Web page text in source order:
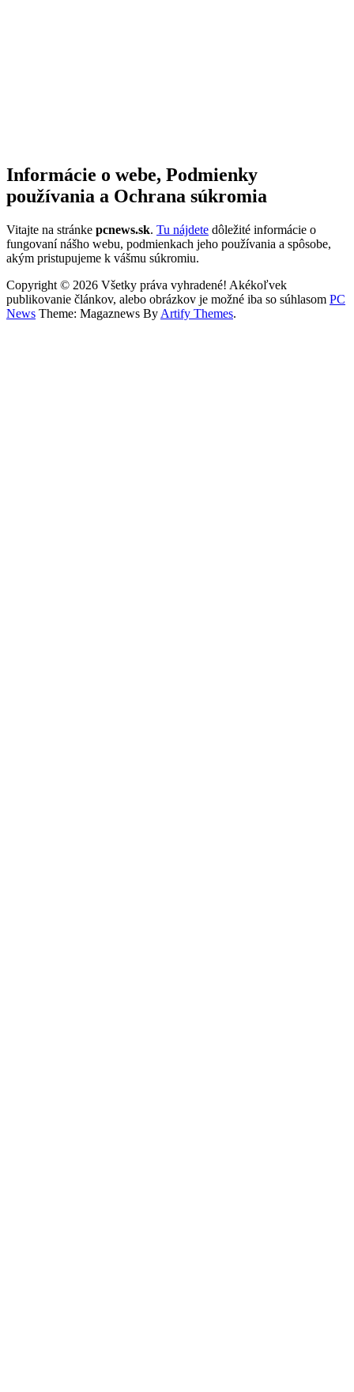
Informácie o webe, Podmienky
používania a Ochrana súkromia
Vitajte na stránke pcnews.sk. Tu nájdete dôležité informácie o
fungovaní nášho webu, podmienkach jeho používania a spôsobe,
akým pristupujeme k vášmu súkromiu.
Copyright © 2026 Všetky práva vyhradené! Akékoľvek
publikovanie článkov, alebo obrázkov je možné iba so súhlasom PC
News Theme: Magaznews By Artify Themes.